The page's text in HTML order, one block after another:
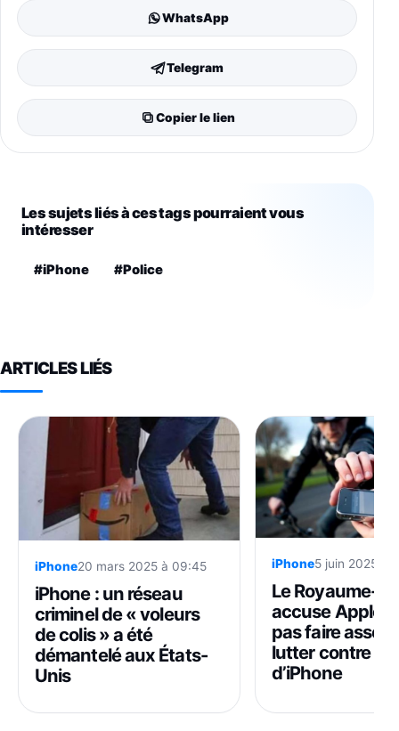
WhatsApp
Telegram
Copier le lien
Les sujets liés à ces tags pourraient vous
intéresser
#iPhone #Police
ARTICLES LIÉS
iPhone20 mars 2025 à 09:45
iPhone : un réseau
criminel de « voleurs
de colis » a été
démantelé aux États-
Unis
iPhone5 juin 2025 à
Le Royaume-
accuse Apple
pas faire assez
lutter contre
d’iPhone